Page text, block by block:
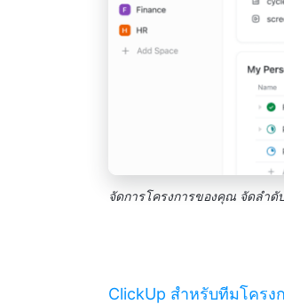
จัดการโครงการของคุณ จัดลำ
ClickUp สำหรับทีมโครง